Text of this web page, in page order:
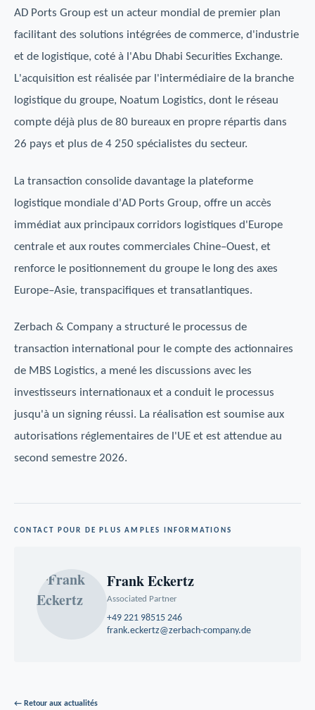
AD Ports Group est un acteur mondial de premier plan
facilitant des solutions intégrées de commerce, d'industrie
et de logistique, coté à l'Abu Dhabi Securities Exchange.
L'acquisition est réalisée par l'intermédiaire de la branche
logistique du groupe, Noatum Logistics, dont le réseau
compte déjà plus de 80 bureaux en propre répartis dans
26 pays et plus de 4 250 spécialistes du secteur.
La transaction consolide davantage la plateforme
logistique mondiale d'AD Ports Group, offre un accès
immédiat aux principaux corridors logistiques d'Europe
centrale et aux routes commerciales Chine–Ouest, et
renforce le positionnement du groupe le long des axes
Europe–Asie, transpacifiques et transatlantiques.
Zerbach & Company a structuré le processus de
transaction international pour le compte des actionnaires
de MBS Logistics, a mené les discussions avec les
investisseurs internationaux et a conduit le processus
jusqu'à un signing réussi. La réalisation est soumise aux
autorisations réglementaires de l'UE et est attendue au
second semestre 2026.
CONTACT POUR DE PLUS AMPLES INFORMATIONS
Frank Eckertz
Associated Partner
+49 221 98515 246
frank.eckertz@zerbach-company.de
← Retour aux actualités